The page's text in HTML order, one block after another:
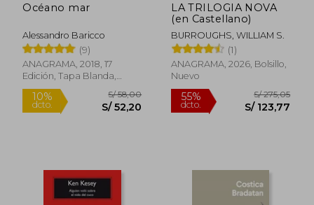
Rápido
Océano mar
Alessandro Baricco
(9)
ANAGRAMA, 2018, 17
Edición, Tapa Blanda,
Nuevo
LA TRILOGIA NOVA
(en Castellano)
BURROUGHS, WILLIAM S.
(1)
ANAGRAMA, 2026, Bolsillo,
Nuevo